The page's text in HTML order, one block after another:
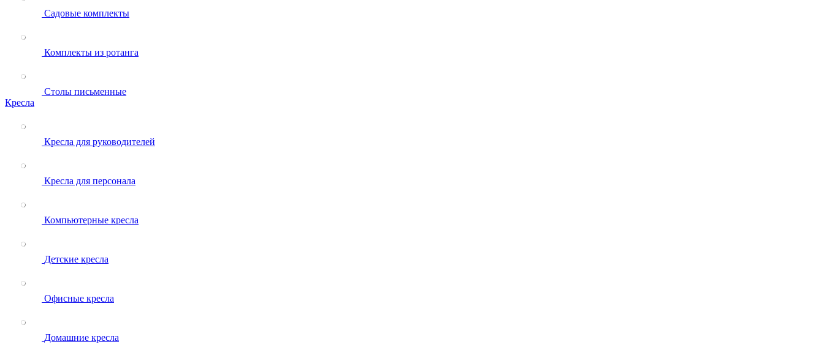
Садовые комплекты
Комплекты из ротанга
Столы письменные
Кресла
Кресла для руководителей
Кресла для персонала
Компьютерные кресла
Детские кресла
Офисные кресла
Домашние кресла